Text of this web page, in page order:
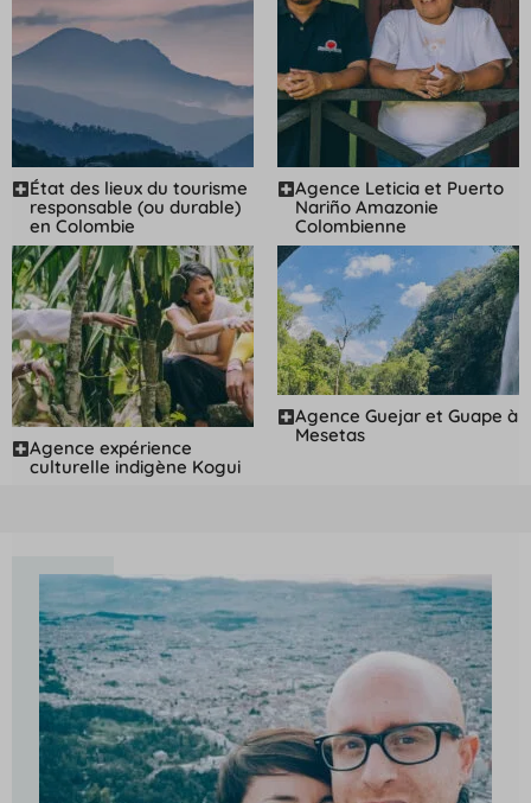
État des lieux du tourisme
responsable (ou durable)
en Colombie
Agence Leticia et Puerto
Nariño Amazonie
Colombienne
Agence expérience
culturelle indigène Kogui
Agence Guejar et Guape à
Mesetas